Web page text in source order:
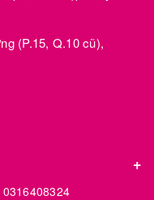
(P.15, Q.10 cũ),